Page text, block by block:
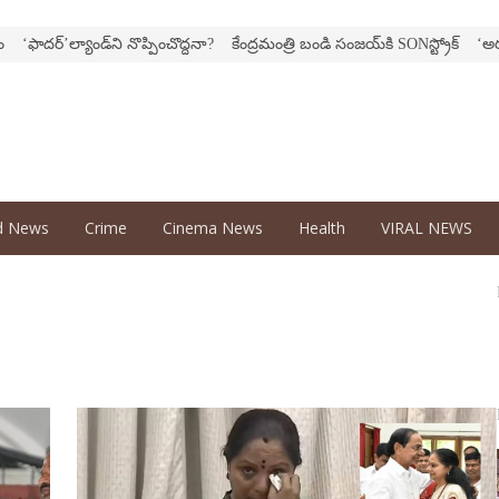
నొప్పించొద్దనా? కేంద్ర‌మంత్రి బండి సంజ‌య్‌కి SONస్ట్రోక్‌ ‘అర‌వ’
News Crime Cinema News Health VIRAL NEWS